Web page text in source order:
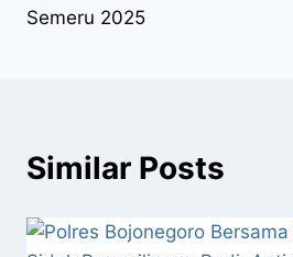
Semeru 2025
Similar Posts